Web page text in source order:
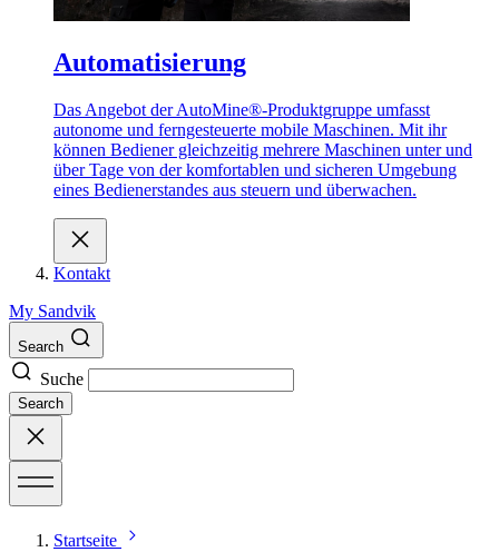
Automatisierung
Das Angebot der AutoMine®-Produktgruppe umfasst
autonome und ferngesteuerte mobile Maschinen. Mit ihr
können Bediener gleichzeitig mehrere Maschinen unter und
über Tage von der komfortablen und sicheren Umgebung
eines Bedienerstandes aus steuern und überwachen.
Kontakt
My Sandvik
Search
Suche
Search
Startseite